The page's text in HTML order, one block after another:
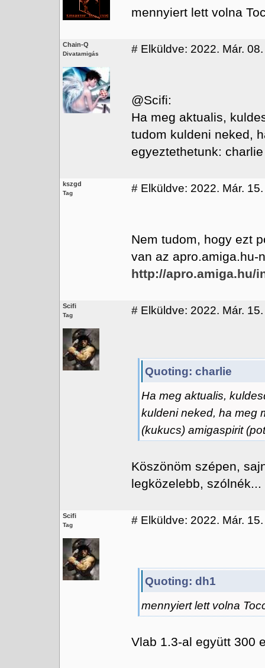
mennyiert lett volna
Chain-Q
Divatamigás # Elküldve: 2022. Már.
@Scifi:
Ha meg aktualis,
tudom kuldeni neked,
egyeztethetunk:
kszgd
Tag # Elküldve: 2022. Már.
Nem tudom, hogy ezt
van az apro.amiga.hu-
http://apro.amiga.hu/
Scifi
Tag # Elküldve: 2022. Már.
Quoting: charlie
Ha meg aktualis,
kuldeni neked, ha meg
(kukucs) amigaspirit
Köszönöm szépen,
legközelebb, szólnék...
Scifi
Tag # Elküldve: 2022. Már.
Quoting: dh1
mennyiert lett volna
Vlab 1.3-al együtt 300